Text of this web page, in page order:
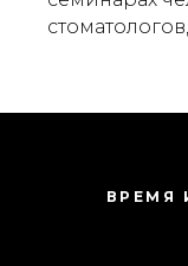
ВРЕМЯ